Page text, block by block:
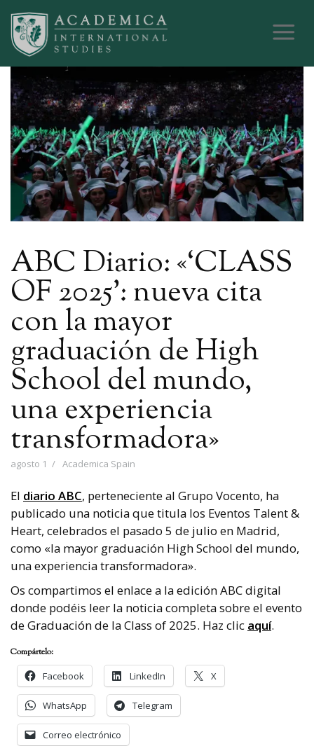
ABC Diario: «‘CLASS
OF 2025’: nueva cita
con la mayor
graduación de High
School del mundo,
una experiencia
transformadora»
agosto 1 Academica Spain
El diario ABC, perteneciente al Grupo Vocento, ha
publicado una noticia que titula los Eventos Talent &
Heart, celebrados el pasado 5 de julio en Madrid,
como «la mayor graduación High School del mundo,
una experiencia transformadora».
Os compartimos el enlace a la edición ABC digital
donde podéis leer la noticia completa sobre el evento
de Graduación de la Class of 2025. Haz clic aquí.
Compártelo:
Facebook
LinkedIn X
WhatsApp Telegram
Correo electrónico